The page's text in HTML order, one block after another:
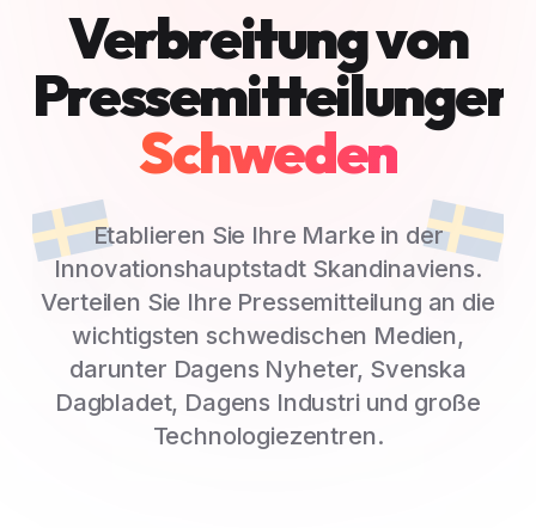
Verbreitung von
Pressemitteilungen
Schweden
Etablieren Sie Ihre Marke in der
Innovationshauptstadt Skandinaviens.
Verteilen Sie Ihre Pressemitteilung an die
wichtigsten schwedischen Medien,
darunter Dagens Nyheter, Svenska
Dagbladet, Dagens Industri und große
Technologiezentren.